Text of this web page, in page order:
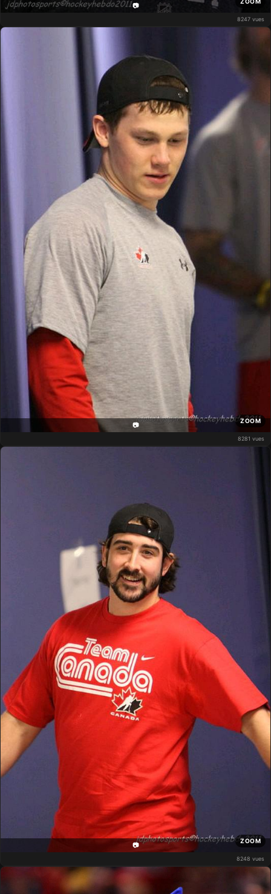
📷
8247 vues
📷
ZOOM
8281 vues
📷
ZOOM
8248 vues